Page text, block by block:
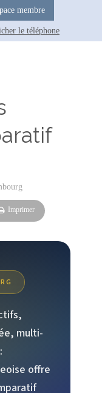
membre
le téléphone
Imprimer
multi-
offre